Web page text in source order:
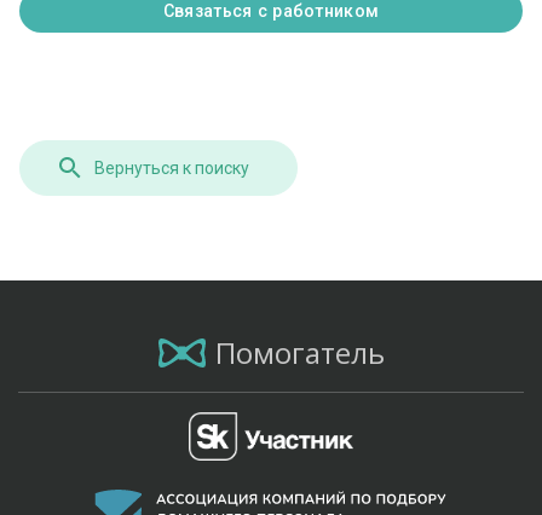
Связаться с работником
Вернуться к поиску
Помогатель